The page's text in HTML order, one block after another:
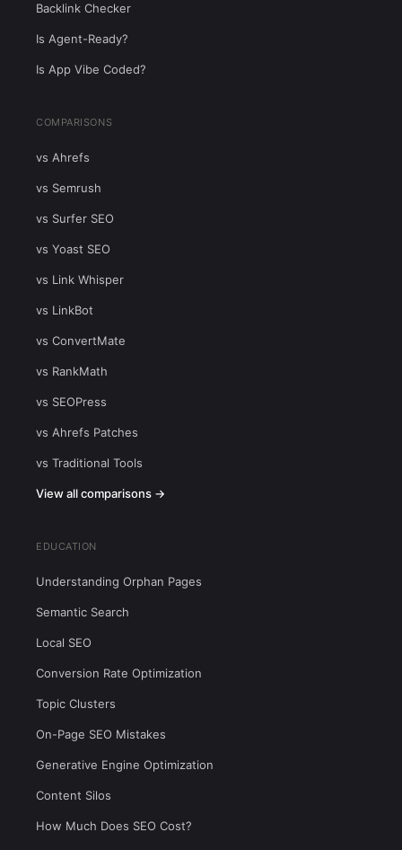
Backlink Checker
Is Agent-Ready?
Is App Vibe Coded?
COMPARISONS
vs Ahrefs
vs Semrush
vs Surfer SEO
vs Yoast SEO
vs Link Whisper
vs LinkBot
vs ConvertMate
vs RankMath
vs SEOPress
vs Ahrefs Patches
vs Traditional Tools
View all comparisons →
EDUCATION
Understanding Orphan Pages
Semantic Search
Local SEO
Conversion Rate Optimization
Topic Clusters
On-Page SEO Mistakes
Generative Engine Optimization
Content Silos
How Much Does SEO Cost?